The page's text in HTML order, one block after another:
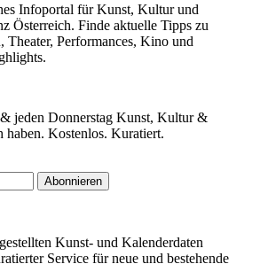
Uhr):
das die Wiener Secession temporär in
ihre Begleitpersonen – werden selbst zu
Planer*innen oder Störenfrieden
die sich während des Spiels laufend
8 Jahren. Das Projekt wurde von Judith
Vishnyakova, Leandra Erdödy, Lucia
Fedders entwickelt und realisiert.
Sie durch Ausstellungskataloge
Infoportal für Kunst, Kultur und
Österreich. Finde aktuelle Tipps zu
Theater, Performances, Kino und
jeden Donnerstag Kunst, Kultur &
haben. Kostenlos. Kuratiert.
Abonnieren
Kunst- und Kalenderdaten
Service für neue und bestehende